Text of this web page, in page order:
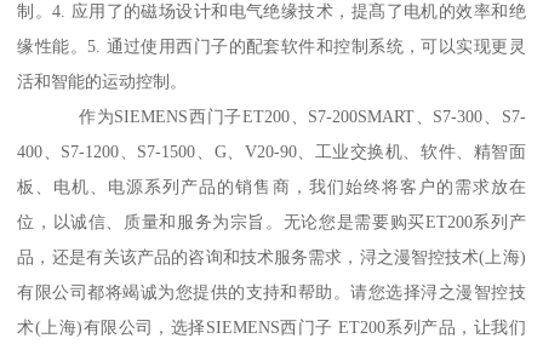
制。4. 应用了的磁场设计和电气绝缘技术，提髙了电机的效率和绝
缘性能。5. 通过使用西门子的配套软件和控制系统，可以实现更灵
活和智能的运动控制。
作为SIEMENS西门子ET200、S7-200SMART、S7-300、S7-
400、S7-1200、S7-1500、G、V20-90、工业交换机、软件、精智面
板、电机、电源系列产品的销售商，我们始终将客户的需求放在
位，以诚信、质量和服务为宗旨。无论您是需要购买ET200系列产
品，还是有关该产品的咨询和技术服务需求，浔之漫智控技术(上海)
有限公司都将竭诚为您提供的支持和帮助。请您选择浔之漫智控技
术(上海)有限公司，选择SIEMENS西门子 ET200系列产品，让我们